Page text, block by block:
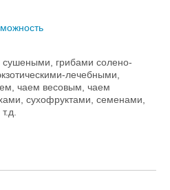
сушеными, грибами солено-
лечебными,
чаем весовым, чаем
сухофруктами, семенами,